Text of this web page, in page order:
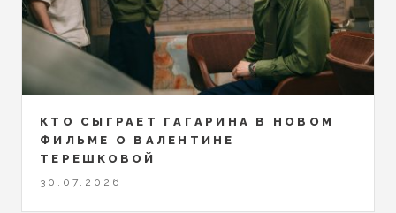
КТО СЫГРАЕТ ГАГАРИНА В НОВОМ
ФИЛЬМЕ О ВАЛЕНТИНЕ
ТЕРЕШКОВОЙ
30.07.2026